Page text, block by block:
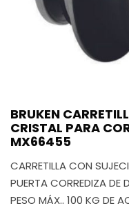
BRUKEN
CRISTAL PARA
MX66455
CARRETILLA CON
PUERTA CORREDIZA DE
PESO MÁX.. 100 KG DE